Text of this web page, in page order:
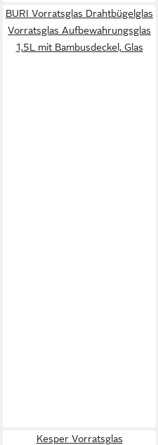
BURI Vorratsglas Drahtbügelglas
Vorratsglas Aufbewahrungsglas
1,5L mit Bambusdeckel, Glas
Kesper Vorratsglas